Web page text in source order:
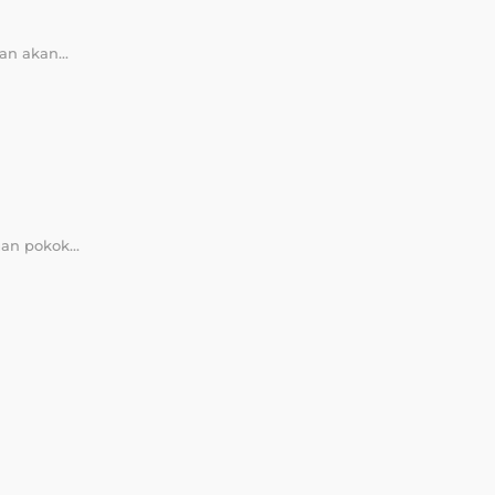
akan...
pokok...